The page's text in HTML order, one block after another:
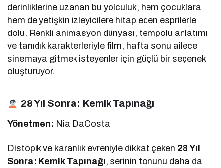
derinliklerine uzanan bu yolculuk, hem çocuklara
hem de yetişkin izleyicilere hitap eden esprilerle
dolu. Renkli animasyon dünyası, tempolu anlatımı
ve tanıdık karakterleriyle film, hafta sonu ailece
sinemaya gitmek isteyenler için güçlü bir seçenek
oluşturuyor.
28 Yıl Sonra: Kemik Tapınağı
Yönetmen: Nia DaCosta
Distopik ve karanlık evreniyle dikkat çeken 28 Yıl
Sonra: Kemik Tapınağı, serinin tonunu daha da